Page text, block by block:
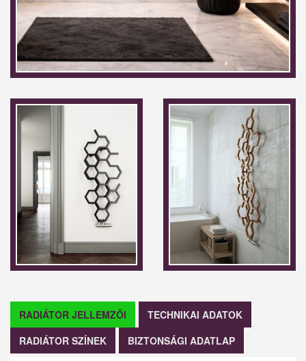
RADIÁTOR JELLEMZŐI
TECHNIKAI ADATOK
RADIÁTOR SZÍNEK
BIZTONSÁGI ADATLAP